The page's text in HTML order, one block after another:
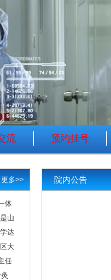
流 预约挂号
更多>>
体
山
达
大
任
院内公告